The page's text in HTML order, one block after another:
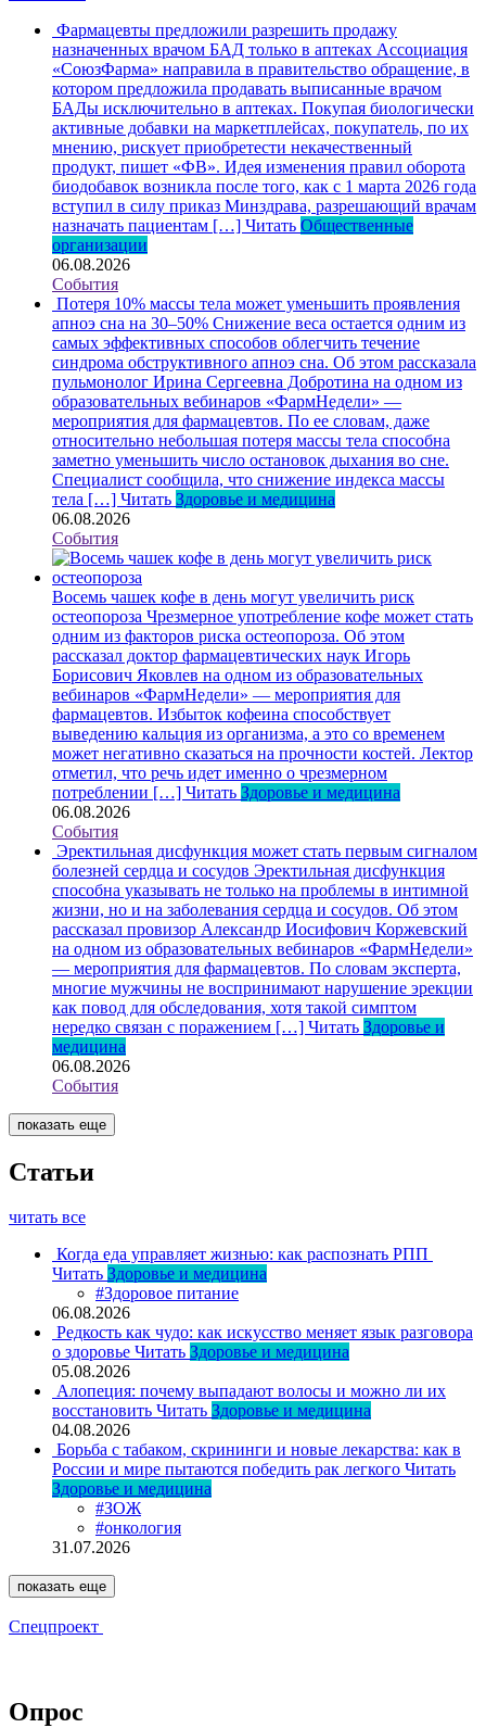
Фармацевты предложили разрешить продажу
назначенных врачом БАД только в аптеках Ассоциация
«СоюзФарма» направила в правительство обращение, в
котором предложила продавать выписанные врачом
БАДы исключительно в аптеках. Покупая биологически
активные добавки на маркетплейсах, покупатель, по их
мнению, рискует приобретести некачественный
продукт, пишет «ФВ». Идея изменения правил оборота
биодобавок возникла после того, как с 1 марта 2026 года
вступил в силу приказ Минздрава, разрешающий врачам
назначать пациентам […] Читать Общественные
организации
06.08.2026
События
Потеря 10% массы тела может уменьшить проявления
апноэ сна на 30–50% Снижение веса остается одним из
самых эффективных способов облегчить течение
синдрома обструктивного апноэ сна. Об этом рассказала
пульмонолог Ирина Сергеевна Добротина на одном из
образовательных вебинаров «ФармНедели» —
мероприятия для фармацевтов. По ее словам, даже
относительно небольшая потеря массы тела способна
заметно уменьшить число остановок дыхания во сне.
Специалист сообщила, что снижение индекса массы
тела […] Читать Здоровье и медицина
06.08.2026
События
Восемь чашек кофе в день могут увеличить риск
остеопороза Чрезмерное употребление кофе может стать
одним из факторов риска остеопороза. Об этом
рассказал доктор фармацевтических наук Игорь
Борисович Яковлев на одном из образовательных
вебинаров «ФармНедели» — мероприятия для
фармацевтов. Избыток кофеина способствует
выведению кальция из организма, а это со временем
может негативно сказаться на прочности костей. Лектор
отметил, что речь идет именно о чрезмерном
потреблении […] Читать Здоровье и медицина
06.08.2026
События
Эректильная дисфункция может стать первым сигналом
болезней сердца и сосудов Эректильная дисфункция
способна указывать не только на проблемы в интимной
жизни, но и на заболевания сердца и сосудов. Об этом
рассказал провизор Александр Иосифович Коржевский
на одном из образовательных вебинаров «ФармНедели»
— мероприятия для фармацевтов. По словам эксперта,
многие мужчины не воспринимают нарушение эрекции
как повод для обследования, хотя такой симптом
нередко связан с поражением […] Читать Здоровье и
медицина
06.08.2026
События
показать еще
Статьи
читать все
Когда еда управляет жизнью: как распознать РПП
Читать Здоровье и медицина
#Здоровое питание
06.08.2026
Редкость как чудо: как искусство меняет язык разговора
о здоровье Читать Здоровье и медицина
05.08.2026
Алопеция: почему выпадают волосы и можно ли их
восстановить Читать Здоровье и медицина
04.08.2026
Борьба с табаком, скрининги и новые лекарства: как в
России и мире пытаются победить рак легкого Читать
Здоровье и медицина
#ЗОЖ
#онкология
31.07.2026
показать еще
Спецпроект
Опрос